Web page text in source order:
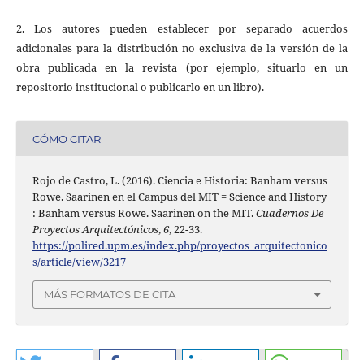
2. Los autores pueden establecer por separado acuerdos
adicionales para la distribución no exclusiva de la versión de la
obra publicada en la revista (por ejemplo, situarlo en un
repositorio institucional o publicarlo en un libro).
CÓMO CITAR
Rojo de Castro, L. (2016). Ciencia e Historia: Banham versus
Rowe. Saarinen en el Campus del MIT = Science and History
: Banham versus Rowe. Saarinen on the MIT.Cuadernos De
Proyectos Arquitectónicos,6, 22-33.
https://polired.upm.es/index.php/proyectos_arquitectonico
s/article/view/3217
MÁS FORMATOS DE CITA